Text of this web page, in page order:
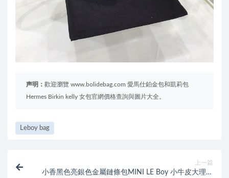
声明： 歡迎瀏覽 www.bolidebag.com 愛馬仕鉑金包和凱莉包
Hermes Birkin kelly 女包官網價格查詢與圖片大全。
Leboy bag
上一篇
小香黑色亮銀色金屬鏈條包MINI LE Boy 小牛皮大理石